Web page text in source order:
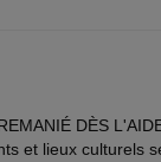
DÈS
et lieux culturels